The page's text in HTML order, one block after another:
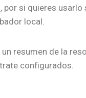
por si quieres
local.
un resumen de la
configurados.